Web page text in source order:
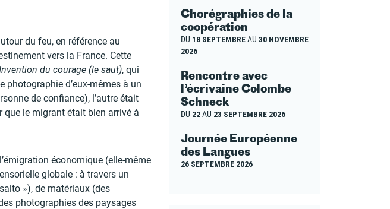
du feu, en référence au
vers la France. Cette
du courage (le saut), qui
photographie d’eux-mêmes à un
de confiance), l’autre était
le migrant était bien arrivé à
économique (elle-même
globale : à travers un
»), de matériaux (des
photographies des paysages
Chorégraphies de la
coopération
DU 18 SEPTEMBREAU 30 NOVEMBRE
2026
Rencontre avec
l’écrivaine Colombe
Schneck
DU 22AU 23 SEPTEMBRE 2026
Journée Européenne
des Langues
26 SEPTEMBRE 2026